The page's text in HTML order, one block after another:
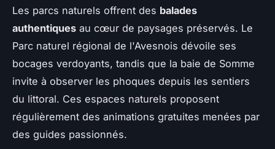
Les parcs naturels offrent des balades
authentiques au cœur de paysages préservés. Le
Parc naturel régional de l'Avesnois dévoile ses
bocages verdoyants, tandis que la baie de Somme
invite à observer les phoques depuis les sentiers
du littoral. Ces espaces naturels proposent
régulièrement des animations gratuites menées par
des guides passionnés.